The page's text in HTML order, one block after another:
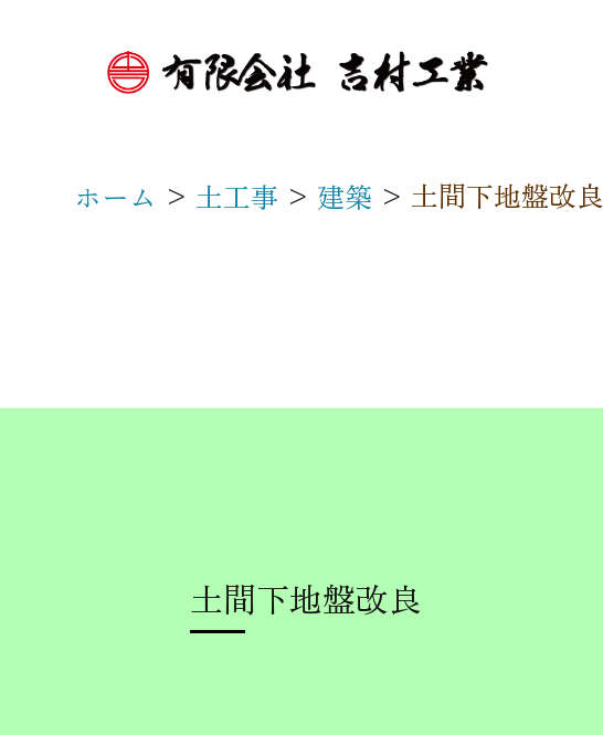
ホーム > 土工事 > 建築 > 土間下地盤改良
土間下地盤改良